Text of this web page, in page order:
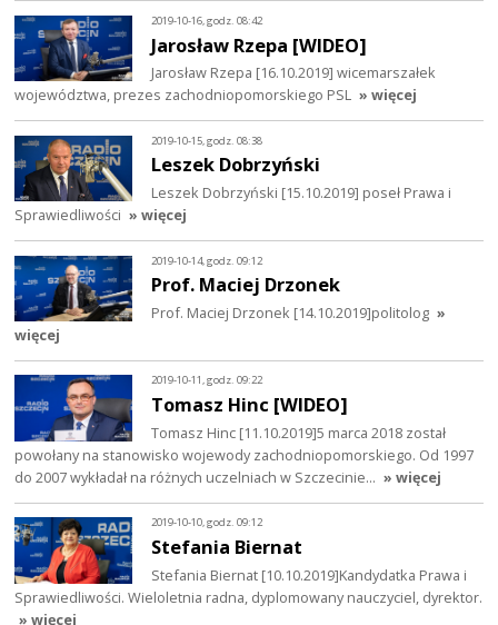
2019-10-16, godz. 08:42
Jarosław Rzepa [WIDEO]
Jarosław Rzepa [16.10.2019] wicemarszałek
województwa, prezes zachodniopomorskiego PSL » więcej
2019-10-15, godz. 08:38
Leszek Dobrzyński
Leszek Dobrzyński [15.10.2019] poseł Prawa i
Sprawiedliwości » więcej
2019-10-14, godz. 09:12
Prof. Maciej Drzonek
Prof. Maciej Drzonek [14.10.2019]politolog »
więcej
2019-10-11, godz. 09:22
Tomasz Hinc [WIDEO]
Tomasz Hinc [11.10.2019]5 marca 2018 został
powołany na stanowisko wojewody zachodniopomorskiego. Od 1997
do 2007 wykładał na różnych uczelniach w Szczecinie… » więcej
2019-10-10, godz. 09:12
Stefania Biernat
Stefania Biernat [10.10.2019]Kandydatka Prawa i
Sprawiedliwości. Wieloletnia radna, dyplomowany nauczyciel, dyrektor.
» więcej